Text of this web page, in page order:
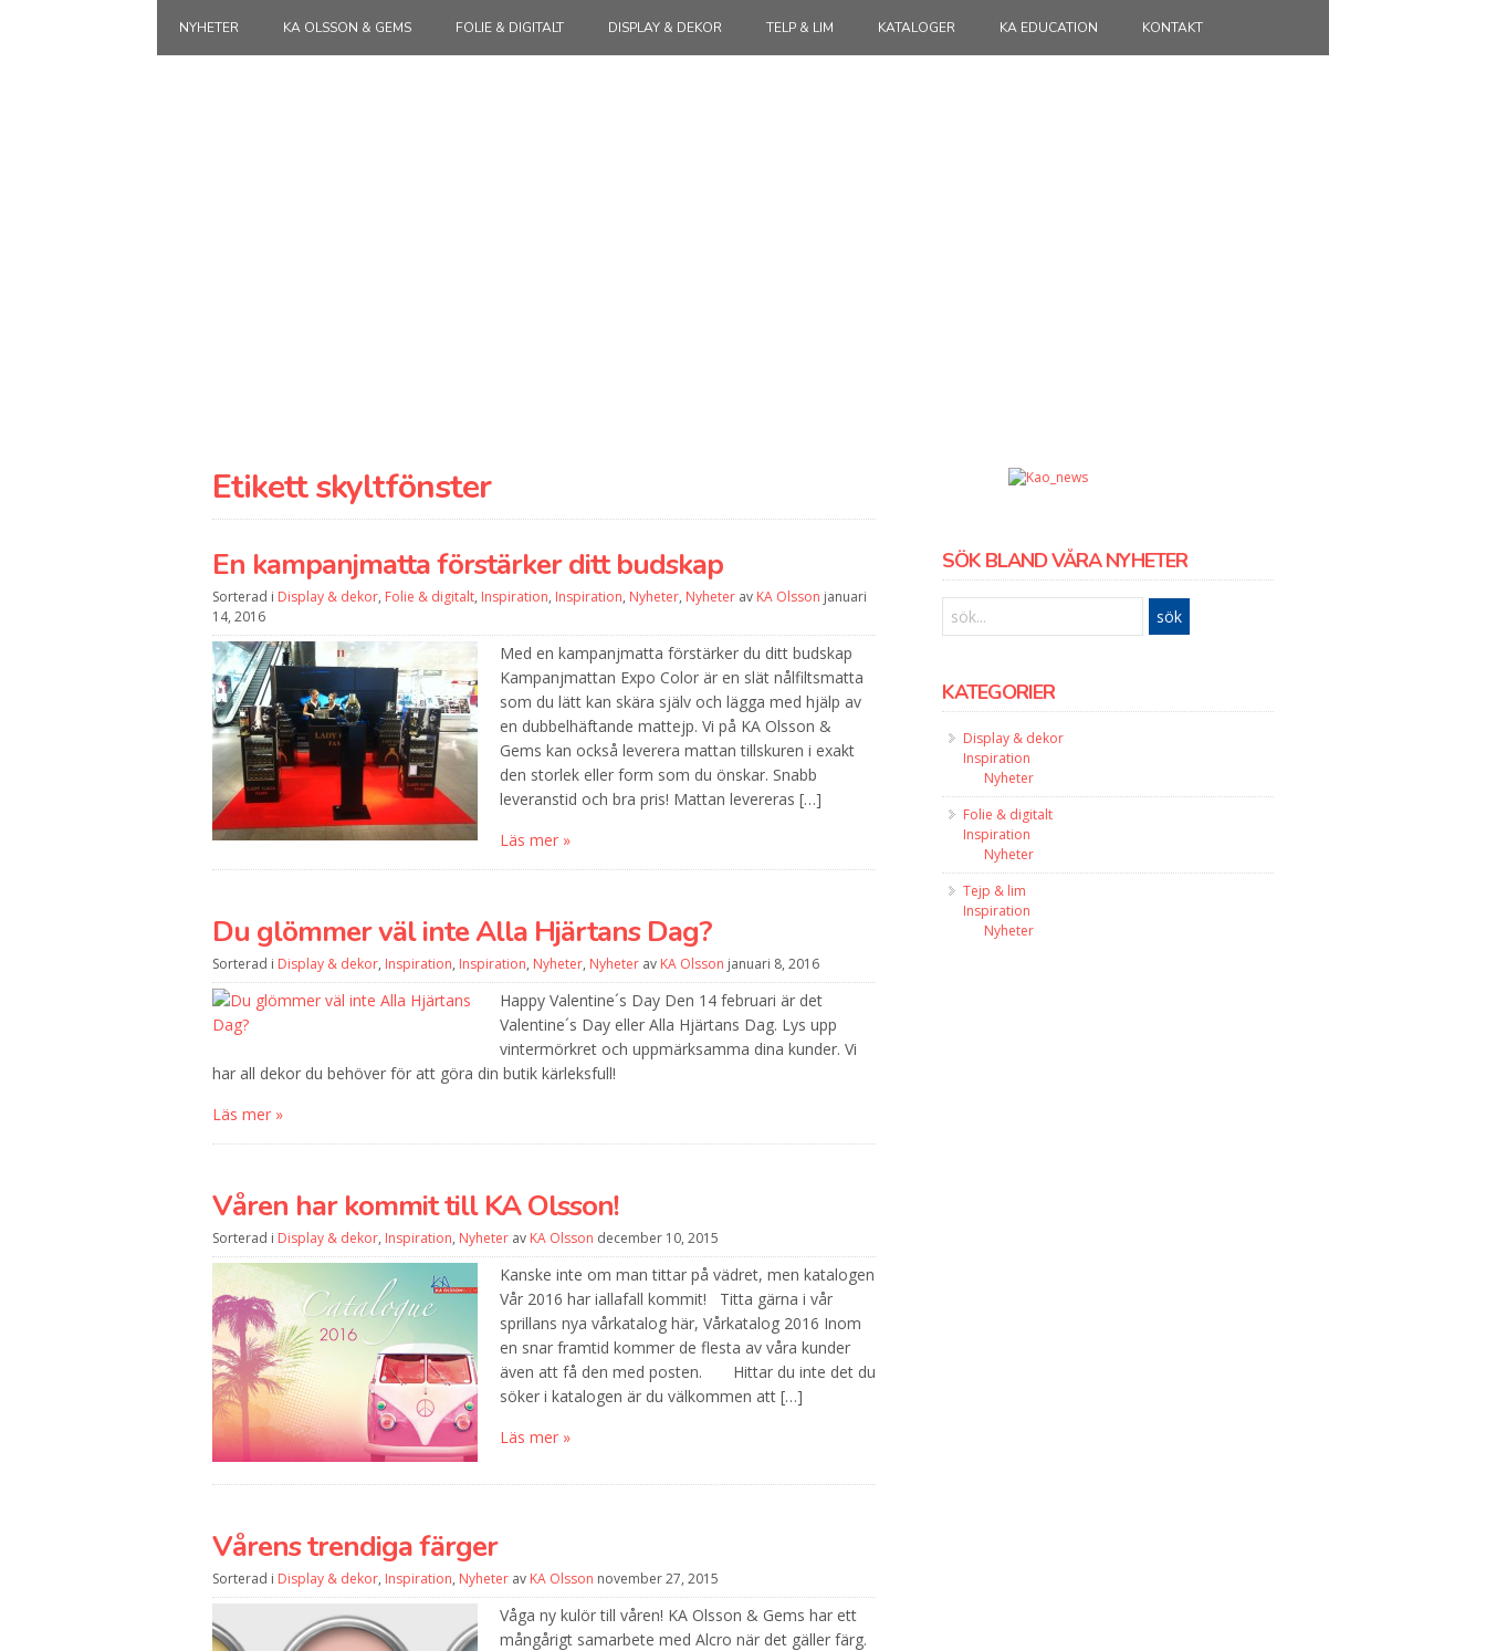
NYHETER KA OLSSON & GEMS FOLIE & DIGITALT DISPLAY & DEKOR TELP & LIM KATALOGER KA EDUCATION KONTAKT
Etikett skyltfönster
En kampanjmatta förstärker ditt budskap
Sorterad i Display & dekor, Folie & digitalt, Inspiration, Inspiration, Nyheter, Nyheter av KA Olsson januari
14, 2016
Med en kampanjmatta förstärker du ditt budskap
Kampanjmattan Expo Color är en slät nålfiltsmatta
som du lätt kan skära själv och lägga med hjälp av
en dubbelhäftande mattejp. Vi på KA Olsson &
Gems kan också leverera mattan tillskuren i exakt
den storlek eller form som du önskar. Snabb
leveranstid och bra pris! Mattan levereras […]
Läs mer »
Du glömmer väl inte Alla Hjärtans Dag?
Sorterad i Display & dekor, Inspiration, Inspiration, Nyheter, Nyheter av KA Olsson januari 8, 2016
Happy Valentine´s Day Den 14 februari är det
Valentine´s Day eller Alla Hjärtans Dag. Lys upp
vintermörkret och uppmärksamma dina kunder. Vi
har all dekor du behöver för att göra din butik kärleksfull!
Läs mer »
Våren har kommit till KA Olsson!
Sorterad i Display & dekor, Inspiration, Nyheter av KA Olsson december 10, 2015
Kanske inte om man tittar på vädret, men katalogen
Vår 2016 har iallafall kommit! Titta gärna i vår
sprillans nya vårkatalog här, Vårkatalog 2016 Inom
en snar framtid kommer de flesta av våra kunder
även att få den med posten. Hittar du inte det du
söker i katalogen är du välkommen att […]
Läs mer »
Vårens trendiga färger
Sorterad i Display & dekor, Inspiration, Nyheter av KA Olsson november 27, 2015
Våga ny kulör till våren! KA Olsson & Gems har ett
mångårigt samarbete med Alcro när det gäller färg.
SÖK BLAND VÅRA NYHETER
KATEGORIER
Display & dekor
Inspiration
Nyheter
Folie & digitalt
Inspiration
Nyheter
Tejp & lim
Inspiration
Nyheter